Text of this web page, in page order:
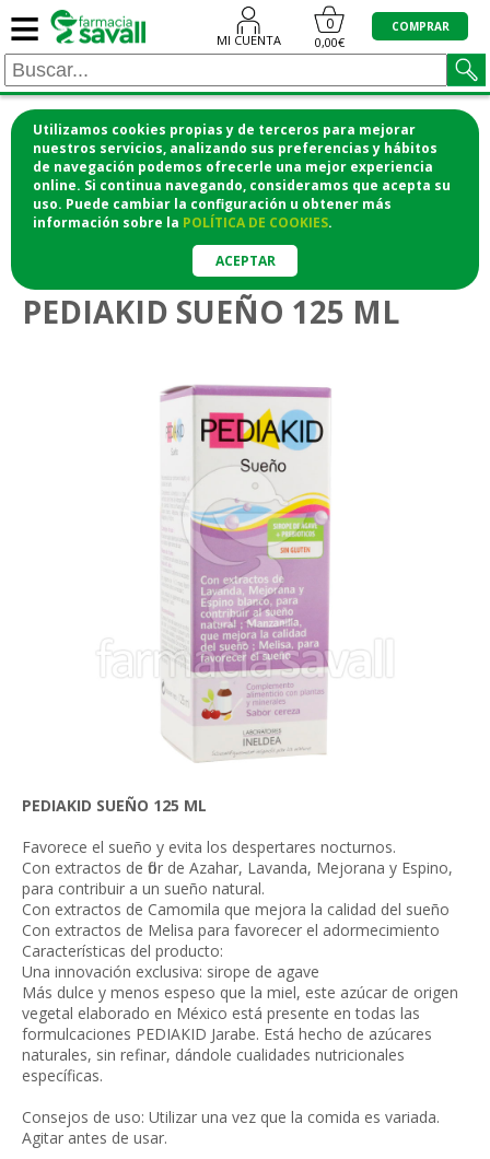
Utilizamos cookies propias y de terceros para mejorar
nuestros servicios, analizando sus preferencias y hábitos
de navegación podemos ofrecerle una mejor experiencia
online. Si continua navegando, consideramos que acepta su
uso. Puede cambiar la configuración u obtener más
información sobre la POLÍTICA DE COOKIES.
ACEPTAR
≡ MI CUENTA
0
0,00€
COMPRAR
¡COMPRA CÓMODAMENTE DESDE CASA Y RECOGE
EN LA FARMACIA!
o si lo prefieres te lo mandamos a casa
> Relajación y sueño
PEDIAKID SUEÑO 125 ML
PEDIAKID SUEÑO 125 ML
Favorece el sueño y evita los despertares nocturnos.
Con extractos de flor de Azahar, Lavanda, Mejorana y Espino,
para contribuir a un sueño natural.
Con extractos de Camomila que mejora la calidad del sueño
Con extractos de Melisa para favorecer el adormecimiento
Características del producto:
Una innovación exclusiva: sirope de agave
Más dulce y menos espeso que la miel, este azúcar de origen
vegetal elaborado en México está presente en todas las
formulcaciones PEDIAKID Jarabe. Está hecho de azúcares
naturales, sin refinar, dándole cualidades nutricionales
específicas.
Consejos de uso: Utilizar una vez que la comida es variada.
Agitar antes de usar.